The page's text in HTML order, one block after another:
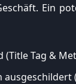
Ein
Tag &